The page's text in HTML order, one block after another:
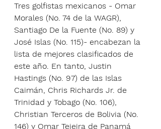
Tres golfistas mexicanos - Omar
Morales (No. 74 de la WAGR),
Santiago De la Fuente (No. 89) y
José Islas (No. 115)- encabezan la
lista de mejores clasificados de
este año. En tanto, Justin
Hastings (No. 97) de las Islas
Caimán, Chris Richards Jr. de
Trinidad y Tobago (No. 106),
Christian Terceros de Bolivia (No.
146) y Omar Tejeira de Panamá